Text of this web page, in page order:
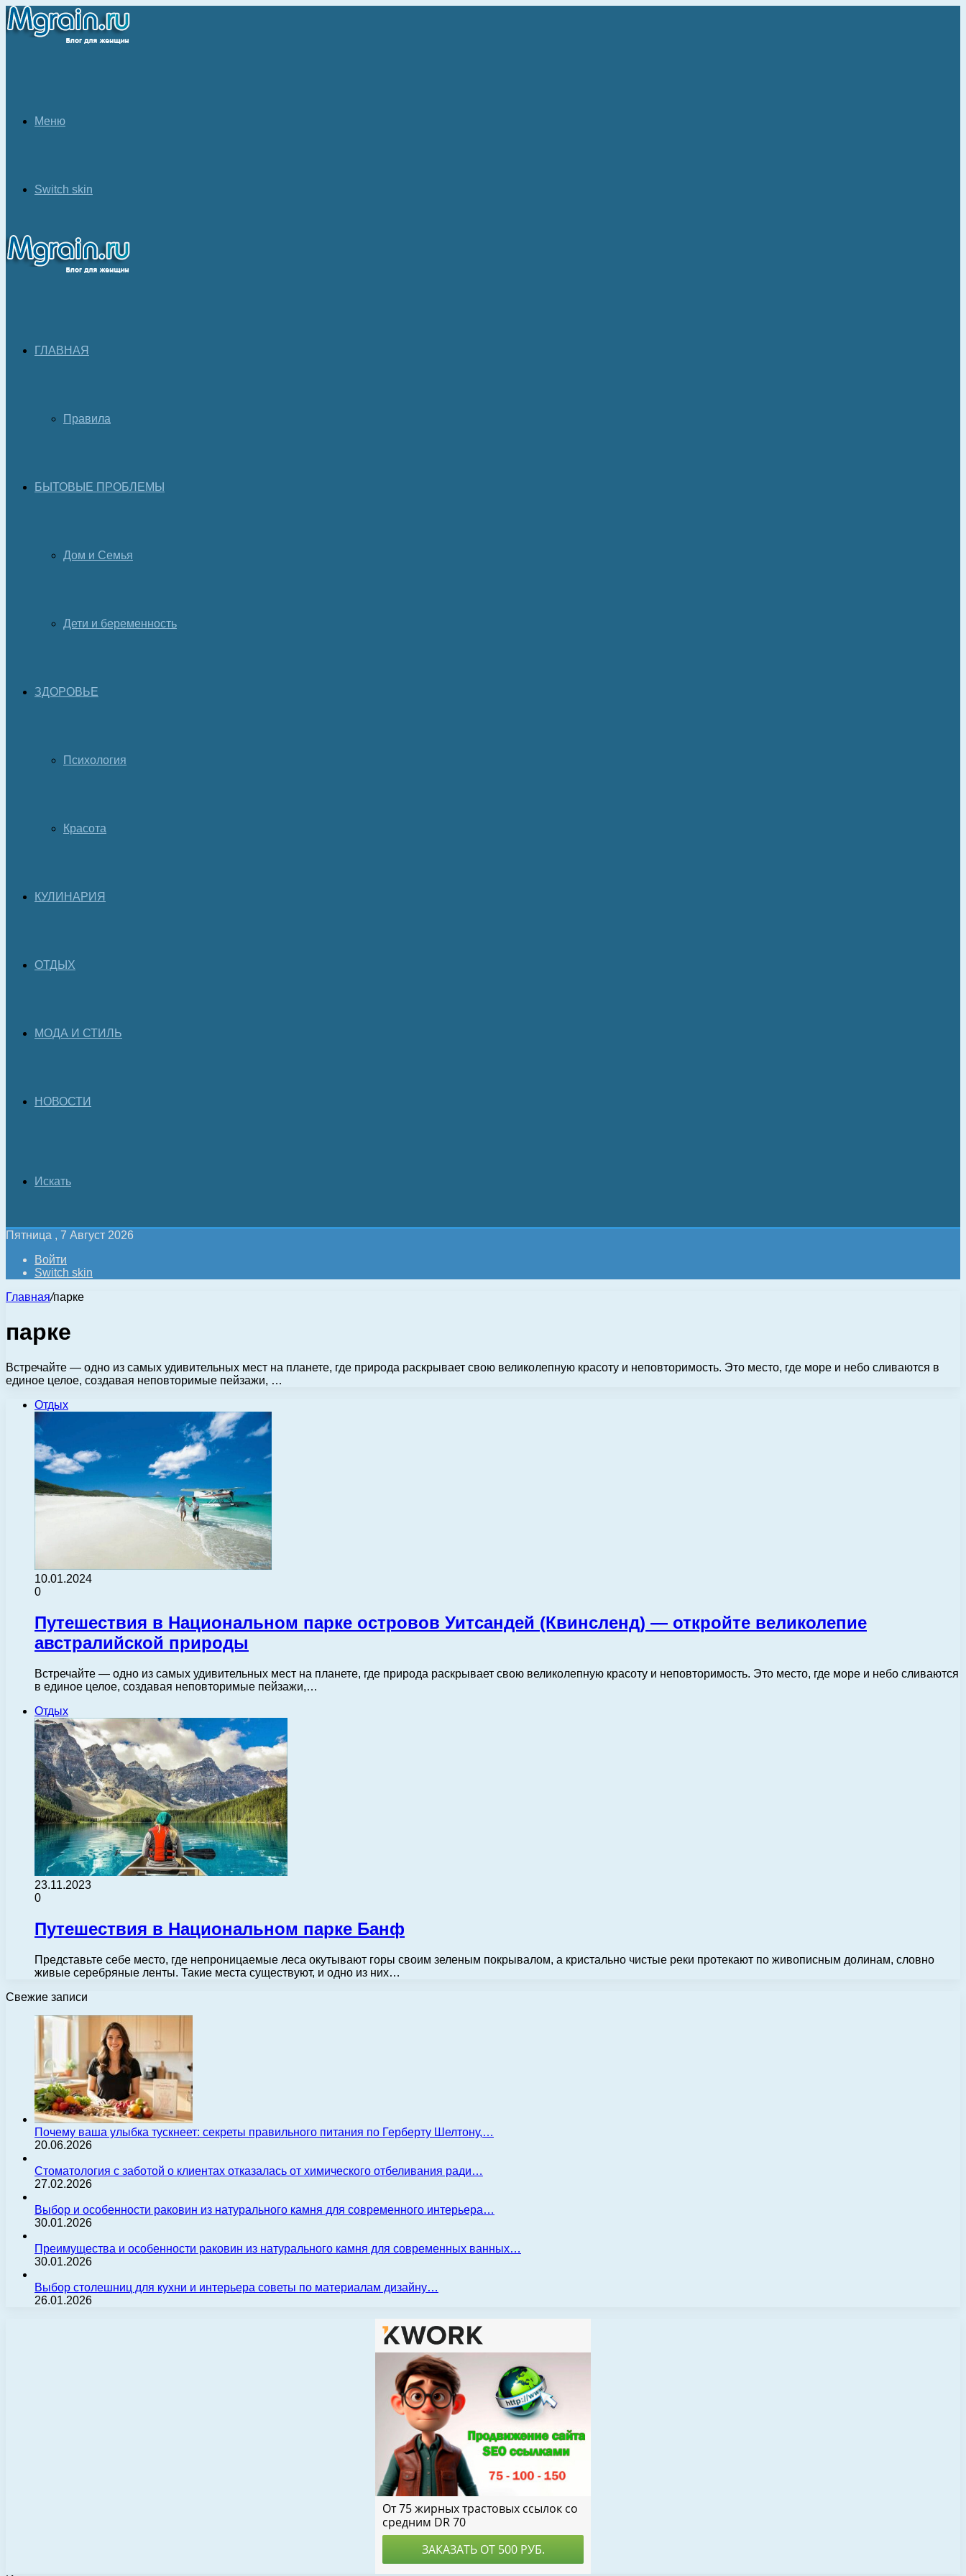
Меню
Switch skin
ГЛАВНАЯ
Правила
БЫТОВЫЕ ПРОБЛЕМЫ
Дом и Семья
Дети и беременность
ЗДОРОВЬЕ
Психология
Красота
КУЛИНАРИЯ
ОТДЫХ
МОДА И СТИЛЬ
НОВОСТИ
Искать
Пятница , 7 Август 2026
Войти
Switch skin
Главная/парке
парке
Встречайте — одно из самых удивительных мест на планете, где природа раскрывает свою великолепную красоту и неповторимость. Это место, где море и небо сливаются в
единое целое, создавая неповторимые пейзажи, …
Отдых
10.01.2024
0
Путешествия в Национальном парке островов Уитсандей (Квинсленд) — откройте великолепие
австралийской природы
Встречайте — одно из самых удивительных мест на планете, где природа раскрывает свою великолепную красоту и неповторимость. Это место, где море и небо сливаются
в единое целое, создавая неповторимые пейзажи,…
Отдых
23.11.2023
0
Путешествия в Национальном парке Банф
Представьте себе место, где непроницаемые леса окутывают горы своим зеленым покрывалом, а кристально чистые реки протекают по живописным долинам, словно
живые серебряные ленты. Такие места существуют, и одно из них…
Свежие записи
Почему ваша улыбка тускнеет: секреты правильного питания по Герберту Шелтону,…
20.06.2026
Стоматология с заботой о клиентах отказалась от химического отбеливания ради…
27.02.2026
Выбор и особенности раковин из натурального камня для современного интерьера…
30.01.2026
Преимущества и особенности раковин из натурального камня для современных ванных…
30.01.2026
Выбор столешниц для кухни и интерьера советы по материалам дизайну…
26.01.2026